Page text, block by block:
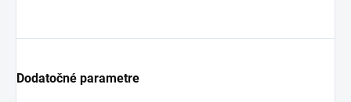
Dodatočné parametre